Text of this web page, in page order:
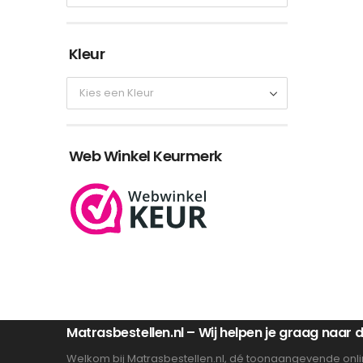
Kleur
Web Winkel Keurmerk
Matrasbestellen.nl – Wij helpen je graag naar
Welkom bij Matrasbestellen.nl, dé toonaangevende